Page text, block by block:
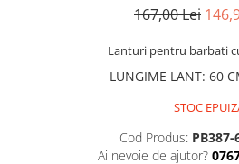
167,00 Lei
Lanturi pentru barbati
LUNGIME LANT: 60
STOC
Cod Produs:
Ai nevoie de ajutor?